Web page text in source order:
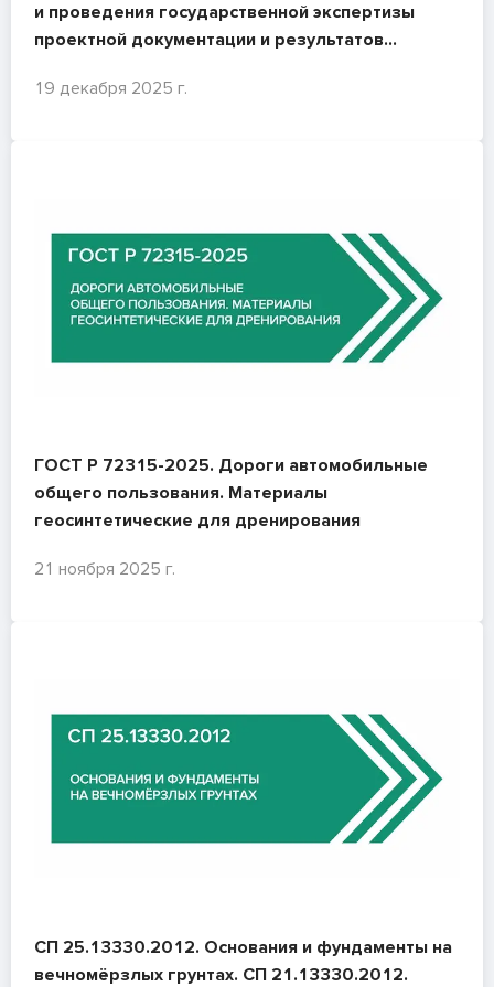
и проведения государственной экспертизы
проектной документации и результатов
19 декабря 2025 г.
ГОСТ Р 72315-2025. Дороги автомобильные
общего пользования. Материалы
геосинтетические для дренирования
21 ноября 2025 г.
СП 25.13330.2012. Основания и фундаменты на
вечномёрзлых грунтах. СП 21.13330.2012.